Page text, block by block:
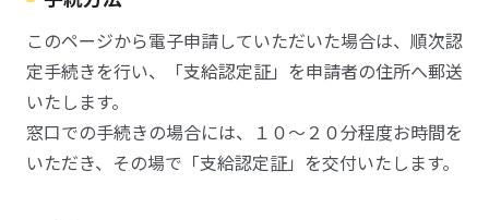
このページから電子申請していただいた場合は、順次認
定手続きを行い、「支給認定証」を申請者の住所へ郵送
いたします。
窓口での手続きの場合には、１０～２０分程度お時間を
いただき、その場で「支給認定証」を交付いたします。